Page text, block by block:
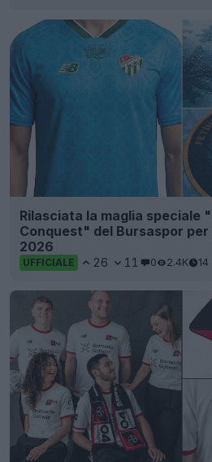
Rilasciata la maglia speciale
Conquest" del Bursaspor
2026
UFFICIALE 26 11 0 2.4K